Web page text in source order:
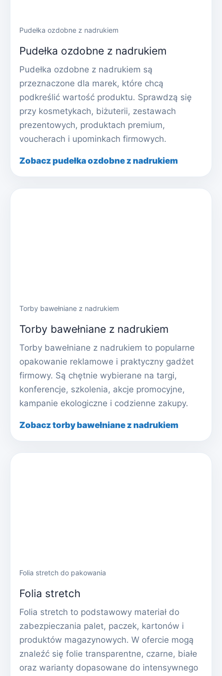
Pudełka ozdobne z nadrukiem
Pudełka ozdobne z nadrukiem
Pudełka ozdobne z nadrukiem są
przeznaczone dla marek, które chcą
podkreślić wartość produktu. Sprawdzą się
przy kosmetykach, biżuterii, zestawach
prezentowych, produktach premium,
voucherach i upominkach firmowych.
Zobacz pudełka ozdobne z nadrukiem
Torby bawełniane z nadrukiem
Torby bawełniane z nadrukiem
Torby bawełniane z nadrukiem to popularne
opakowanie reklamowe i praktyczny gadżet
firmowy. Są chętnie wybierane na targi,
konferencje, szkolenia, akcje promocyjne,
kampanie ekologiczne i codzienne zakupy.
Zobacz torby bawełniane z nadrukiem
Folia stretch do pakowania
Folia stretch
Folia stretch to podstawowy materiał do
zabezpieczania palet, paczek, kartonów i
produktów magazynowych. W ofercie mogą
znaleźć się folie transparentne, czarne, białe
oraz warianty dopasowane do intensywnego